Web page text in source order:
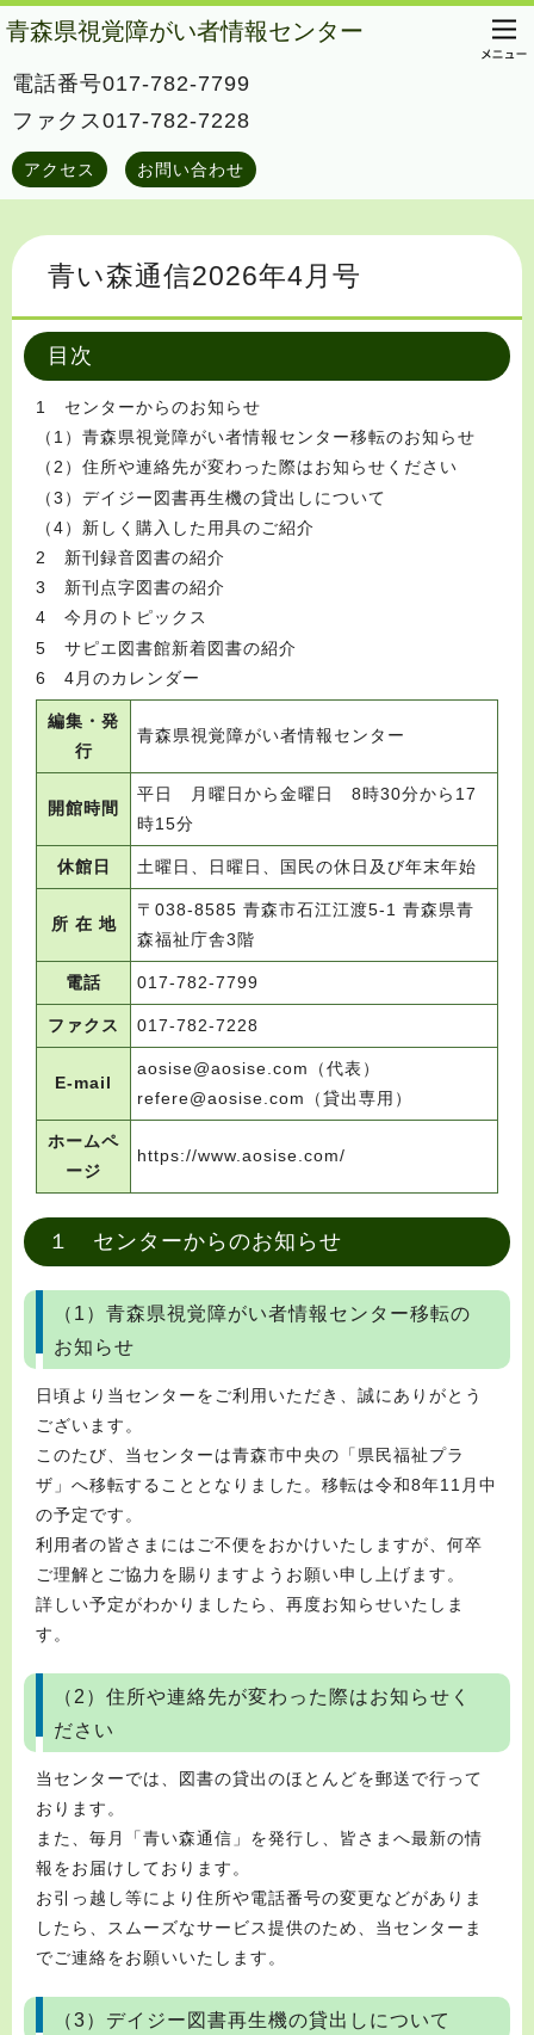
青森県視覚障がい者情報センター
電話番号017-782-7799
ファクス017-782-7228
アクセス お問い合わせ
青い森通信2026年4月号
目次
1 センターからのお知らせ
（1）青森県視覚障がい者情報センター移転のお知らせ
（2）住所や連絡先が変わった際はお知らせください
（3）デイジー図書再生機の貸出しについて
（4）新しく購入した用具のご紹介
2 新刊録音図書の紹介
3 新刊点字図書の紹介
4 今月のトピックス
5 サピエ図書館新着図書の紹介
6 4月のカレンダー
編集・発
行
青森県視覚障がい者情報センター
開館時間
平日 月曜日から金曜日 8時30分から17
時15分
休館日 土曜日、日曜日、国民の休日及び年末年始
所 在 地
〒038-8585 青森市石江江渡5-1 青森県青
森福祉庁舎3階
電話 017-782-7799
ファクス 017-782-7228
E-mail
aosise@aosise.com（代表）
refere@aosise.com（貸出専用）
ホームペ
ージ
https://www.aosise.com/
１ センターからのお知らせ
（1）青森県視覚障がい者情報センター移転の
お知らせ
日頃より当センターをご利用いただき、誠にありがとう
ございます。
このたび、当センターは青森市中央の「県民福祉プラ
ザ」へ移転することとなりました。移転は令和8年11月中
の予定です。
利用者の皆さまにはご不便をおかけいたしますが、何卒
ご理解とご協力を賜りますようお願い申し上げます。
詳しい予定がわかりましたら、再度お知らせいたしま
す。
（2）住所や連絡先が変わった際はお知らせく
ださい
当センターでは、図書の貸出のほとんどを郵送で行って
おります。
また、毎月「青い森通信」を発行し、皆さまへ最新の情
報をお届けしております。
お引っ越し等により住所や電話番号の変更などがありま
したら、スムーズなサービス提供のため、当センターま
でご連絡をお願いいたします。
（3）デイジー図書再生機の貸出しについて